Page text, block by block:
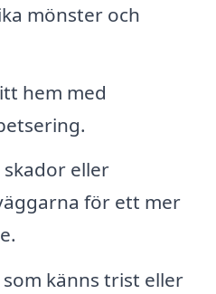
mönster och
hem med
eller
för ett mer
känns trist eller